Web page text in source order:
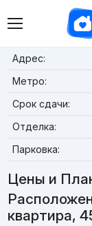
Адрес:
Метро:
Срок сдачи:
Отделка:
Парковка:
Цены и
квартира,